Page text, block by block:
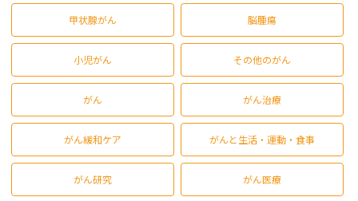
甲状腺がん 脳腫瘍
小児がん その他のがん
がん がん治療
がん緩和ケア がんと生活・運動・食事
がん研究 がん医療